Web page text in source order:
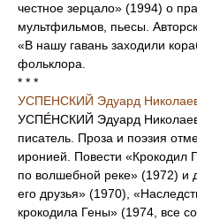
честное зерцало» (1994) о
мультфильмов, пьесы.
«В нашу гавань заходили
фольклора.
* * *
УСПЕНСКИЙ Эдуард
УСПЕ́НСКИЙ Эдуард
писатель. Проза и поэзия
иронией. Повести «Крокодил
по волшебной реке» (1972) и
его друзья» (1970),
крокодила Гены» (1974, все